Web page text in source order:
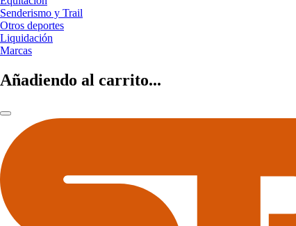
Senderismo y Trail
Otros deportes
Liquidación
Marcas
Añadiendo al carrito...